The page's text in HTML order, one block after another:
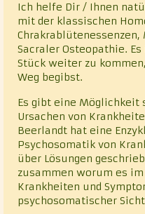
Ich helfe Dir / Ihnen
mit der klassischen
Chrakrablütenessenzen,
Sacraler Osteopathie.
Stück weiter zu
Weg begibst.
Es gibt eine Möglichkeit
Ursachen von
Beerlandt hat eine
Psychosomatik von
über Lösungen
zusammen worum es
Krankheiten und
psychosomatischer